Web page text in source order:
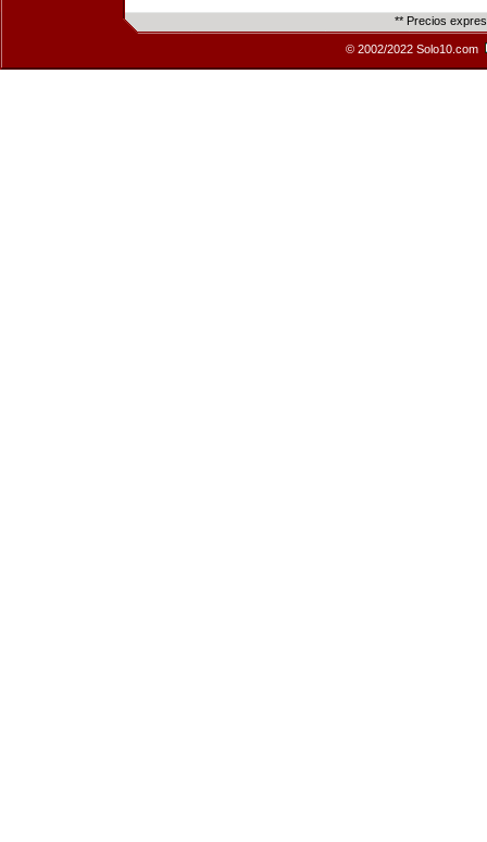
** Precios
© 2002/2022 Solo10.com